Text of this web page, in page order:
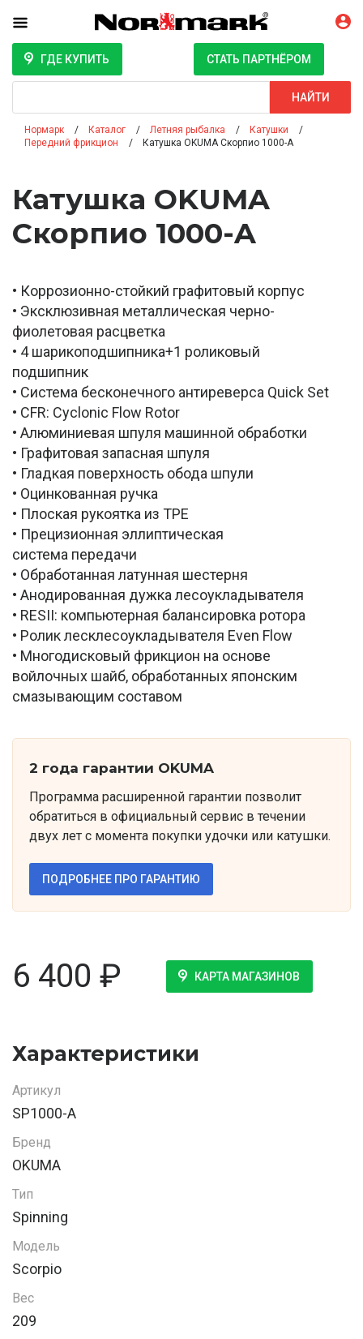
ГДЕ КУПИТЬ СТАТЬ ПАРТНЁРОМ
НАЙТИ
Нормарк Каталог Летняя рыбалка
Катушки
Передний фрикцион
Катушка OKUMA Скорпио 1000-A
Катушка OKUMA
Скорпио 1000-A
• Коррозионно-стойкий графитовый корпус
• Эксклюзивная металлическая черно-
фиолетовая расцветка
• 4 шарикоподшипника+1 роликовый
подшипник
• Система бесконечного антиреверса Quick Set
• CFR: Cyclonic Flow Rotor
• Алюминиевая шпуля машинной обработки
• Графитовая запасная шпуля
• Гладкая поверхность обода шпули
• Оцинкованная ручка
• Плоская рукоятка из TPE
• Прецизионная эллиптическая
система передачи
• Обработанная латунная шестерня
• Анодированная дужка лесоукладывателя
• RESII: компьютерная балансировка ротора
• Ролик лесклесоукладывателя Even Flow
• Многодисковый фрикцион на основе
войлочных шайб, обработанных японским
смазывающим составом
2 года гарантии OKUMA
Программа расширенной гарантии позволит
обратиться в официальный сервис в течении
двух лет с момента покупки удочки или катушки.
ПОДРОБНЕЕ ПРО ГАРАНТИЮ
6 400 ₽ КАРТА МАГАЗИНОВ
Характеристики
Артикул
SP1000-A
Бренд
OKUMA
Тип
Spinning
Модель
Scorpio
Вес
209